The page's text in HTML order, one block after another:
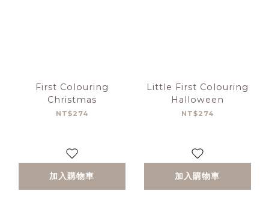
First Colouring
Christmas
NT$274
加入購物車
Little First Colouring
Halloween
NT$274
加入購物車